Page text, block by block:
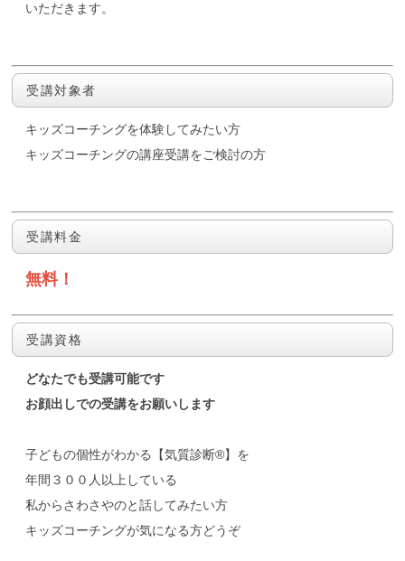
いただきます。
受講対象者
キッズコーチングを体験してみたい方
キッズコーチングの講座受講をご検討の方
受講料金
無料！
受講資格
どなたでも受講可能です
お顔出しでの受講をお願いします
子どもの個性がわかる【気質診断®】を
年間３００人以上している
私からさわさやのと話してみたい方
キッズコーチングが気になる方どうぞ